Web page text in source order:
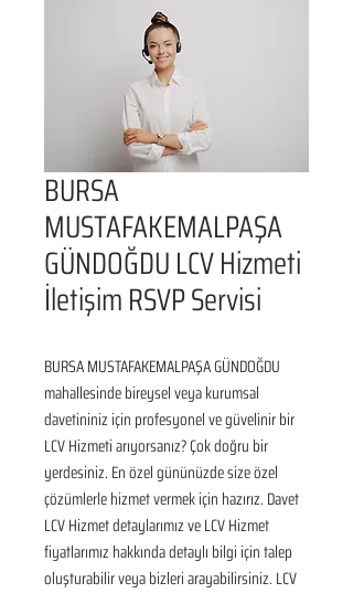
BURSA
MUSTAFAKEMALPAŞA
GÜNDOĞDU LCV Hizmeti
İletişim RSVP Servisi
BURSA MUSTAFAKEMALPAŞA GÜNDOĞDU
mahallesinde bireysel veya kurumsal
davetininiz için profesyonel ve güvelinir bir
LCV Hizmeti arıyorsanız? Çok doğru bir
yerdesiniz. En özel gününüzde size özel
çözümlerle hizmet vermek için hazırız. Davet
LCV Hizmet detaylarımız ve LCV Hizmet
fiyatlarımız hakkında detaylı bilgi için talep
oluşturabilir veya bizleri arayabilirsiniz. LCV